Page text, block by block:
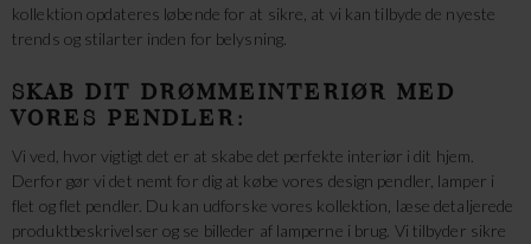
kollektion opdateres løbende for at sikre, at vi kan tilbyde de nyeste
trends og stilarter inden for belysning.
SKAB DIT DRØMMEINTERIØR MED
VORES PENDLER:
Vi ved, hvor vigtigt det er at skabe det perfekte interiør i dit hjem.
Derfor gør vi det nemt for dig at købe vores design pendler, lamper i
flet og flet pendler. Du kan udforske vores kollektion, læse detaljerede
produktbeskrivelser og se billeder af lamperne i brug. Vi tilbyder sikre